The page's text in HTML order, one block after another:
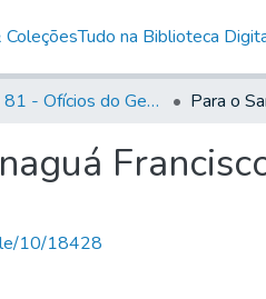
ColeçõesTudo na Biblioteca
Volume 81 - Ofícios do General Martim Lopes de Saldanha (Governador da Capitania)
10/18428